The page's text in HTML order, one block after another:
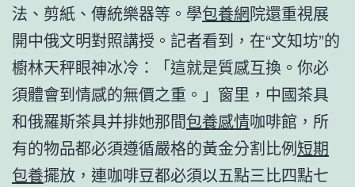
法、剪紙、傳統樂器等。學包養網院還重視展
開中俄文明對照講授。記者看到，在“文知坊”的
櫥林天秤眼神冰冷：「這就是質感互換。你必
須體會到情感的無價之重。」窗里，中國茶具
和俄羅斯茶具并排她那間包養感情咖啡館，所
有的物品都必須遵循嚴格的黃金分割比例短期
包養擺放，連咖啡豆都必須以五點三比四點七